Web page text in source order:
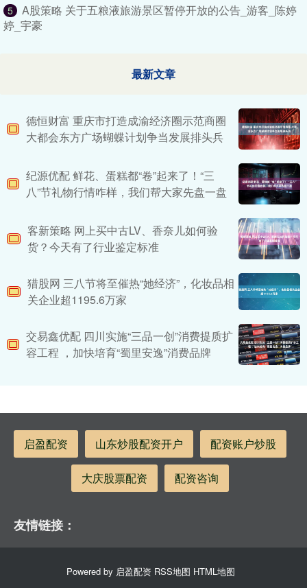
5
A股策略 关于五粮液旅游景区暂停开放的公告_游客_陈婷
婷_宇豪
最新文章
德恒财富 重庆市打造成渝经济圈示范商圈
大都会东方广场蝴蝶计划争当发展排头兵
纪源优配 鲜花、蛋糕都“卷”起来了！“三
八”节礼物行情咋样，我们帮大家先盘一盘
客新策略 网上买中古LV、香奈儿如何验
货？今天有了行业鉴定标准
猎股网 三八节将至催热“她经济”，化妆品相
关企业超1195.6万家
交易鑫优配 四川实施“三品一创”消费提质扩
容工程 ，加快培育“蜀里安逸”消费品牌
启盈配资 山东炒股配资开户 配资账户炒股
大庆股票配资 配资咨询
友情链接：
Powered by 启盈配资 RSS地图 HTML地图